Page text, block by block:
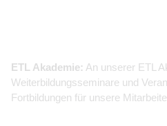
ETL Akademie: An unserer ETL
Weiterbildungsseminare und
Fortbildungen für unsere